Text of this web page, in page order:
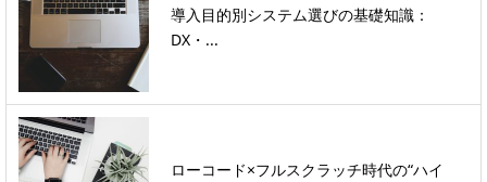
導入目的別システム選びの基礎知識：
DX・...
ローコード×フルスクラッチ時代の“ハイ